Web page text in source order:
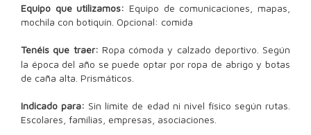
Equipo que utilizamos: Equipo de comunicaciones, mapas,
mochila con botiquín. Opcional: comida
Tenéis que traer: Ropa cómoda y calzado deportivo. Según
la época del año se puede optar por ropa de abrigo y botas
de caña alta. Prismáticos.
Indicado para: Sin límite de edad ni nivel físico según rutas.
Escolares, familias, empresas, asociaciones.